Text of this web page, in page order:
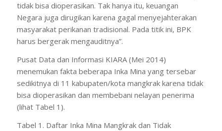
tidak bisa dioperasikan. Tak hanya itu, keuangan
Negara juga dirugikan karena gagal menyejahterakan
masyarakat perikanan tradisional. Pada titik ini, BPK
harus bergerak mengauditnya”.
Pusat Data dan Informasi KIARA (Mei 2014)
menemukan fakta beberapa Inka Mina yang tersebar
sedikitnya di 11 kabupaten/kota mangkrak karena tidak
bisa dioperasikan dan membebani nelayan penerima
(lihat Tabel 1).
Tabel 1. Daftar Inka Mina Mangkrak dan Tidak